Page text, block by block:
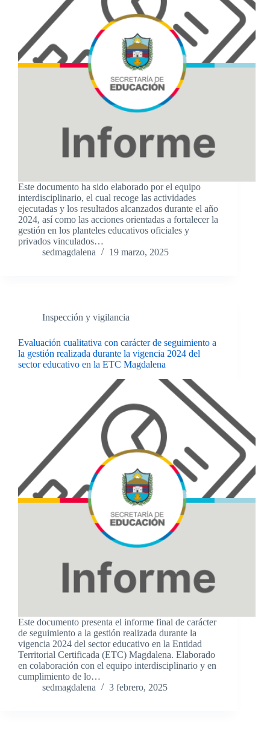
Este documento ha sido elaborado por el equipo
interdisciplinario, el cual recoge las actividades
ejecutadas y los resultados alcanzados durante el año
2024, así como las acciones orientadas a fortalecer la
gestión en los planteles educativos oficiales y
privados vinculados…
sedmagdalena
19 marzo, 2025
Inspección y vigilancia
Evaluación cualitativa con carácter de seguimiento a
la gestión realizada durante la vigencia 2024 del
sector educativo en la ETC Magdalena
Este documento presenta el informe final de carácter
de seguimiento a la gestión realizada durante la
vigencia 2024 del sector educativo en la Entidad
Territorial Certificada (ETC) Magdalena. Elaborado
en colaboración con el equipo interdisciplinario y en
cumplimiento de lo…
sedmagdalena
3 febrero, 2025